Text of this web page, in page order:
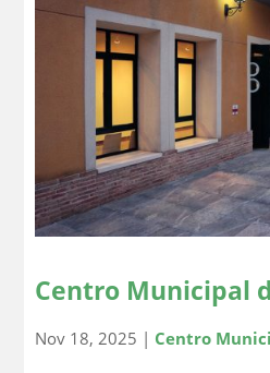
Centro Municipal
Nov 18, 2025 | Centro